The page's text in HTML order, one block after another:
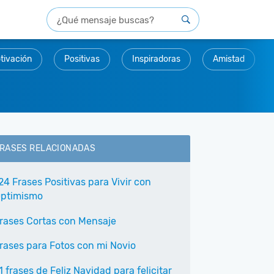
Positivas Inspiradoras Amistad
RELACIONADAS
Frases Positivas para Vivir con
Cortas con Mensaje
para Fotos con mi Novio
frases de Feliz Navidad para felicitar